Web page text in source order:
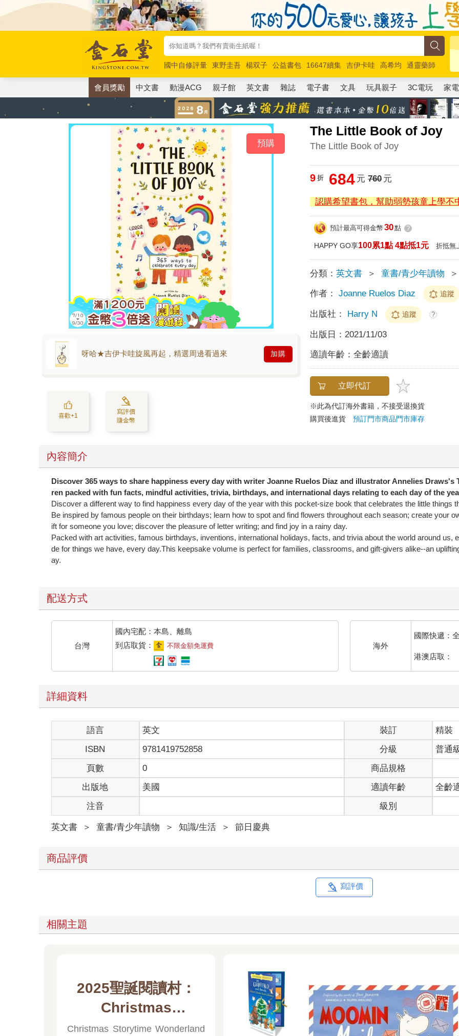
國中自修評量 東野圭吾 楊双子 公益書包 16647續集 吉伊卡哇 高希均
通靈藥師
唯紅花綻放
奧德賽 路邊攤新作 馬斯克 玩具總動員5 超慢跑
會員獎勵 中文書 動漫ACG 親子館 英文書 雜誌 電子書 文具 玩具親子 3C電玩 家電
The Little Book of Joy
The Little Book of Joy
預購
呀哈★吉伊卡哇旋風再起，精選周邊看過來 加購
喜歡+1
寫評價
賺金幣
9 折 684 元 760元
認購希望書包，幫助弱勢孩童上學不
預計最高可得金幣 30點 ?
HAPPY GO享100累1點 4點抵1元 折抵無
分類：英文書 ＞ 童書/青少年讀物 ＞
作者： Joanne Ruelos Diaz 追蹤
出版社： Harry N 追蹤 ?
出版日： 2021/11/03
適讀年齡：全齡適讀
立即代訂
※此為代訂海外書籍，不接受退換貨
購買後進貨預訂門市商品門市庫存
內容簡介
Discover 365 ways to share happiness every day with writer Joanne Ruelos Diaz and illustrator Annelies Draws's
ren packed with fun facts, mindful activities, trivia, birthdays, and international days relating to each day of the
Discover a different way to find happiness every day of the year with this pocket-size book that celebrates the little things
Be inspired by famous people on their birthdays; learn how to spot and find flowers throughout each season; create your
ift for someone you love; discover the pleasure of letter writing; and find joy in a rainy day.
Packed with art activities, famous birthdays, inventions, international holidays, facts, and trivia about the world around us,
de for things we have, every day.This keepsake volume is perfect for families, classrooms, and gift-givers alike--an
ay.
配送方式
台灣
國內宅配：本島、離島
到店取貨：
不限金額免運費 海外
國際快遞：
港澳店取：
詳細資料
語言 英文 裝訂
精裝
ISBN
9781419752858 分級
普通
頁數
0
商品規格
出版地
美國 適讀年齡
全齡
注音
級別
英文書 ＞ 童書/青少年讀物 ＞ 知識/生活 ＞ 節日慶典
商品評價
寫評價
相關主題
2025聖誕閱讀村：
Christmas
Storytime
Christmas Storytime Wonderland